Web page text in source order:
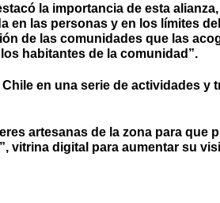
la importancia de esta
en las personas y en los límites
de las comunidades que las
habitantes de la comunidad”.
en una serie de actividades
artesanas de la zona para
vitrina digital para aumentar su